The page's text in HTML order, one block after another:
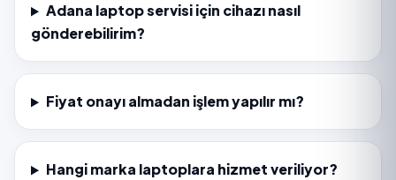
Adana laptop servisi için cihazı nasıl
gönderebilirim?
Fiyat onayı almadan işlem yapılır mı?
Hangi marka laptoplara hizmet veriliyor?